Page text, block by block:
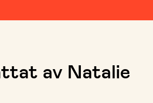
av Natalie